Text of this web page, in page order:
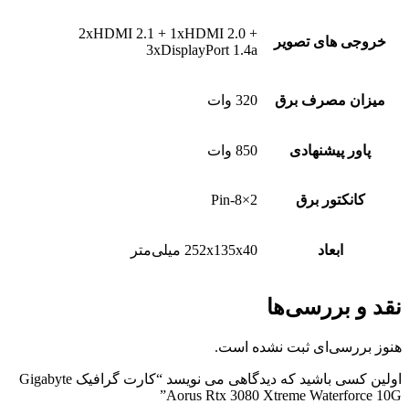
تصویر
2xHDMI 2.1 + 1xHDMI 2.0 +
3xDisplayPort 1.4a
مصرف برق 320 وات
850 وات
برق 2×8-Pin
252x135x40 میلی‌متر
ثبت نشده است.
اولین کسی باشید که دیدگاهی می نویسد “کارت گرافیک Gigabyte
Aorus Rtx 3080 Xtreme